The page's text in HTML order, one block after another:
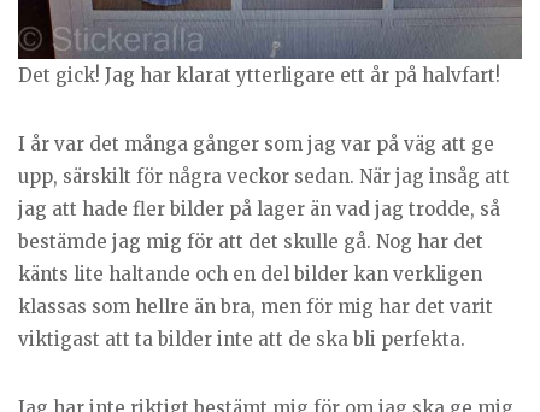
Det gick! Jag har klarat ytterligare ett år på halvfart!
I år var det många gånger som jag var på väg att ge
upp, särskilt för några veckor sedan. När jag insåg att
jag att hade fler bilder på lager än vad jag trodde, så
bestämde jag mig för att det skulle gå. Nog har det
känts lite haltande och en del bilder kan verkligen
klassas som hellre än bra, men för mig har det varit
viktigast att ta bilder inte att de ska bli perfekta.
Jag har inte riktigt bestämt mig för om jag ska ge mig